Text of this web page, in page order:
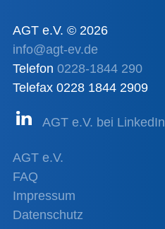
AGT e.V. © 2026
info@agt-ev.de
Telefon 0228-1844 290
Telefax 0228 1844 2909
AGT e.V. bei LinkedIn
AGT e.V.
FAQ
Impressum
Datenschutz